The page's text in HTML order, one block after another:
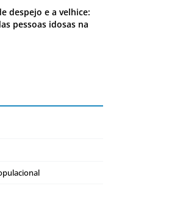
despejo e a velhice:
pessoas idosas na